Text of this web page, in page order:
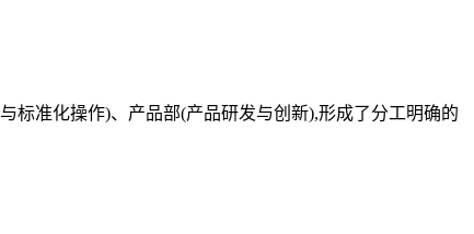
标准化操作)、产品部(产品研发与创新),形成了分工明确的